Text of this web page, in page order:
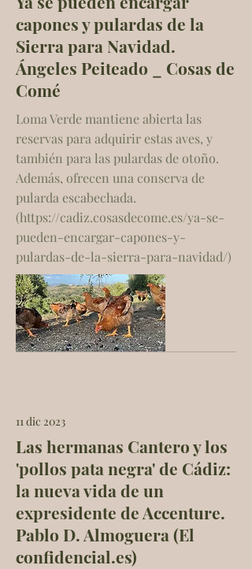
capones y pulardas de la
Sierra para Navidad.
Ángeles Peiteado _ Cosas de
Comé
Loma Verde mantiene abierta las
reservas para adquirir estas aves, y
también para las pulardas de otoño.
Además, ofrecen una conserva de
pularda escabechada.
(https://cadiz.cosasdecome.es/ya-se-
pueden-encargar-capones-y-
pulardas-de-la-sierra-para-navidad/)
11 dic 2023
Las hermanas Cantero y los
'pollos pata negra' de Cádiz:
la nueva vida de un
expresidente de Accenture.
Pablo D. Almoguera (El
confidencial.es)